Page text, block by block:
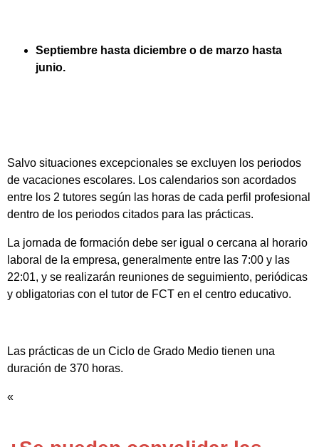
Septiembre hasta diciembre o de marzo hasta
junio.
Salvo situaciones excepcionales se excluyen los periodos
de vacaciones escolares. Los calendarios son acordados
entre los 2 tutores según las horas de cada perfil profesional
dentro de los periodos citados para las prácticas.
La jornada de formación debe ser igual o cercana al horario
laboral de la empresa, generalmente entre las 7:00 y las
22:01, y se realizarán reuniones de seguimiento, periódicas
y obligatorias con el tutor de FCT en el centro educativo.
Las prácticas de un Ciclo de Grado Medio tienen una
duración de 370 horas.
«